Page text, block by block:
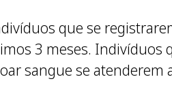
que se
3 meses. Indivíduos
sangue se